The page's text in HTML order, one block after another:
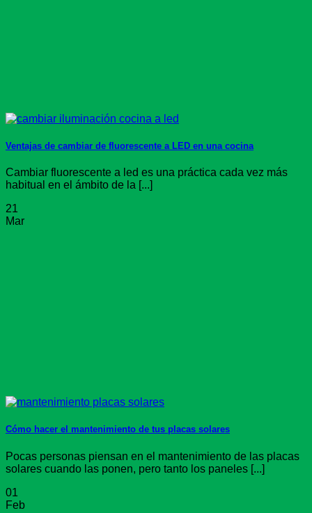
Ventajas de cambiar de fluorescente a LED en una cocina
Cambiar fluorescente a led es una práctica cada vez más
habitual en el ámbito de la [...]
21
Mar
Cómo hacer el mantenimiento de tus placas solares
Pocas personas piensan en el mantenimiento de las placas
solares cuando las ponen, pero tanto los paneles [...]
01
Feb